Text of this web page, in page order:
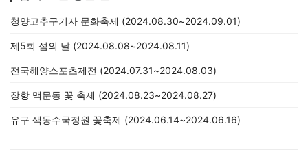
청양고추구기자 문화축제 (2024.08.30~2024.09.01)
제5회 섬의 날 (2024.08.08~2024.08.11)
전국해양스포츠제전 (2024.07.31~2024.08.03)
장항 맥문동 꽃 축제 (2024.08.23~2024.08.27)
유구 색동수국정원 꽃축제 (2024.06.14~2024.06.16)